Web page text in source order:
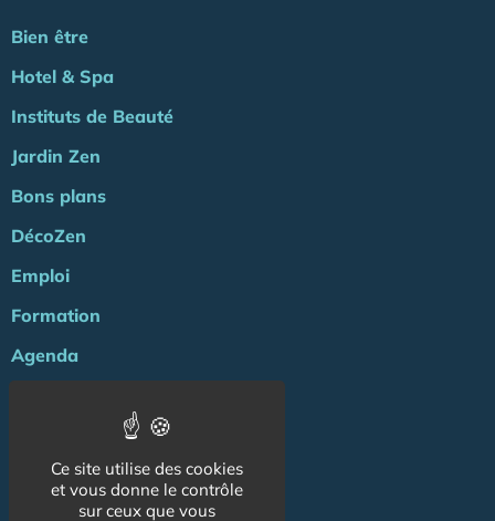
Bien être
Hotel & Spa
Instituts de Beauté
Jardin Zen
Bons plans
DécoZen
Emploi
Formation
Agenda
NOS AUTRES SITES :
Ce site utilise des cookies
et vous donne le contrôle
sur ceux que vous